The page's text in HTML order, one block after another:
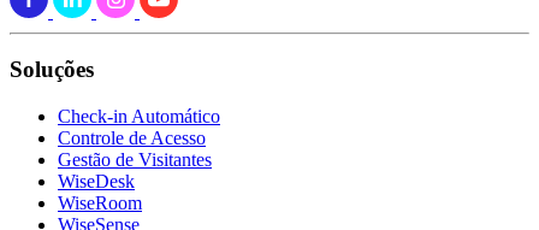
Soluções
Check-in Automático
Controle de Acesso
Gestão de Visitantes
WiseDesk
WiseRoom
WiseSense